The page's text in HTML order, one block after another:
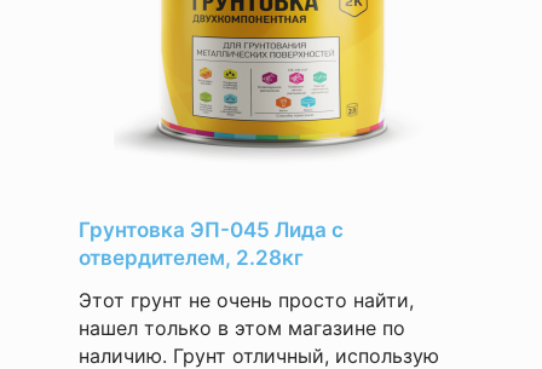
Грунтовка ЭП-045 Лида с
отвердителем, 2.28кг
Этот грунт не очень просто найти,
нашел только в этом магазине по
наличию. Грунт отличный, использую